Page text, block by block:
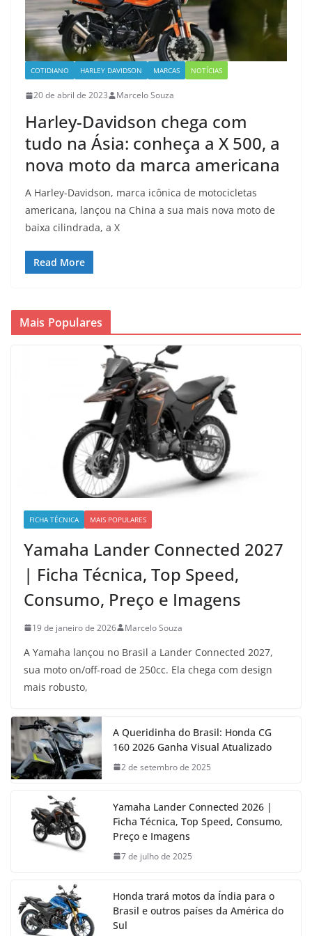
COTIDIANO HARLEY DAVIDSON MARCAS NOTÍCIAS
20 de abril de 2023 Marcelo Souza
Harley-Davidson chega com
tudo na Ásia: conheça a X 500, a
nova moto da marca americana
A Harley-Davidson, marca icônica de motocicletas
americana, lançou na China a sua mais nova moto de
baixa cilindrada, a X
Read More
Mais Populares
FICHA TÉCNICA MAIS POPULARES
Yamaha Lander Connected 2027
| Ficha Técnica, Top Speed,
Consumo, Preço e Imagens
19 de janeiro de 2026 Marcelo Souza
A Yamaha lançou no Brasil a Lander Connected 2027,
sua moto on/off-road de 250cc. Ela chega com design
mais robusto,
A Queridinha do Brasil: Honda CG
160 2026 Ganha Visual Atualizado
2 de setembro de 2025
Yamaha Lander Connected 2026 |
Ficha Técnica, Top Speed, Consumo,
Preço e Imagens
7 de julho de 2025
Honda trará motos da Índia para o
Brasil e outros países da América do
Sul